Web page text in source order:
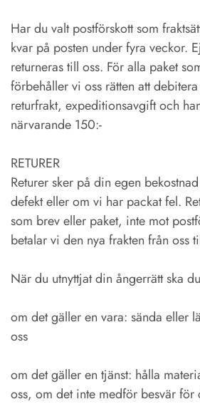
Har du valt postförskott som
kvar på posten under fyra veckor.
returneras till oss. För alla paket
förbehåller vi oss rätten att
returfrakt, expeditionsavgift och
närvarande 150:-
RETURER
Returer sker på din egen
defekt eller om vi har packat fel.
som brev eller paket, inte mot
betalar vi den nya frakten från oss
När du utnyttjat din ångerrätt ska
om det gäller en vara: sända eller
oss
om det gäller en tjänst: hålla
oss, om det inte medför besvär för